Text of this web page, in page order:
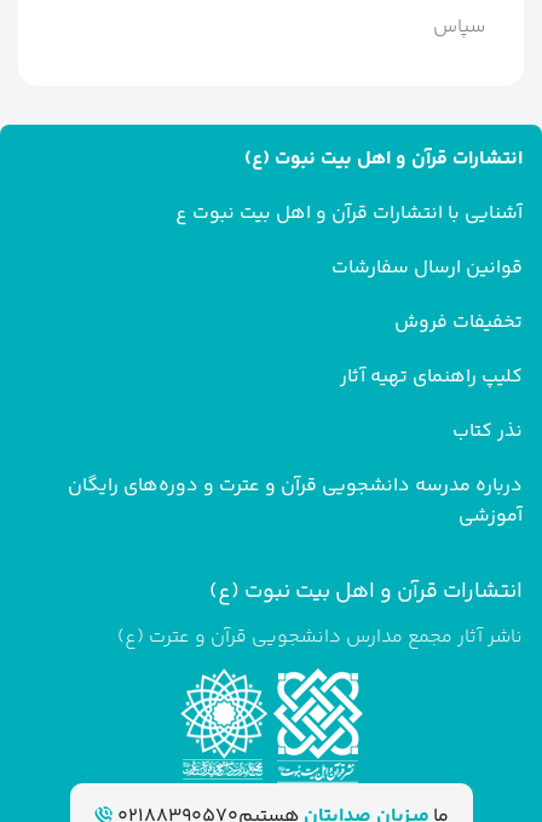
سپاس
انتشارات قرآن و اهل بیت نبوت (ع)
آشنایی با انتشارات قرآن و اهل بیت نبوت ع
قوانین ارسال سفارشات
تخفیفات فروش
کلیپ راهنمای تهیه آثار
نذر کتاب
درباره مدرسه دانشجویی قرآن و عترت و دوره‌های رایگان
آموزشی
انتشارات قرآن و اهل بیت نبوت (ع)
ناشر آثار مجمع مدارس دانشجویی قرآن و عترت (ع)